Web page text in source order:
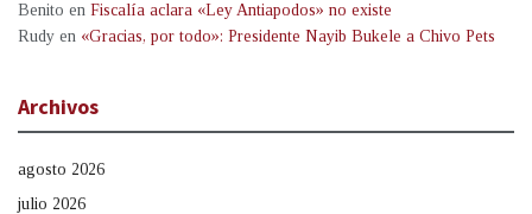
Benito en Fiscalía aclara «Ley Antiapodos» no existe
Rudy en «Gracias, por todo»: Presidente Nayib Bukele a Chivo Pets
Archivos
agosto 2026
julio 2026